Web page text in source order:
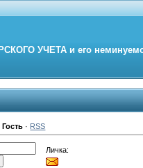
УЧЕТА и его
,Гость · RSS
Личка: